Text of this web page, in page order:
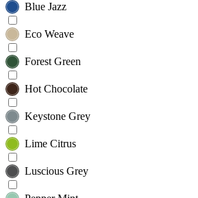
Blue Jazz
Eco Weave
Forest Green
Hot Chocolate
Keystone Grey
Lime Citrus
Luscious Grey